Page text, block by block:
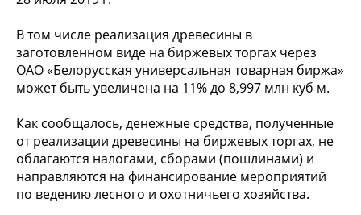
В том числе реализация древесины в
заготовленном виде на биржевых торгах через
ОАО «Белорусская универсальная товарная биржа»
может быть увеличена на 11% до 8,997 млн куб м.
Как сообщалось, денежные средства, полученные
от реализации древесины на биржевых торгах, не
облагаются налогами, сборами (пошлинами) и
направляются на финансирование мероприятий
по ведению лесного и охотничьего хозяйства.